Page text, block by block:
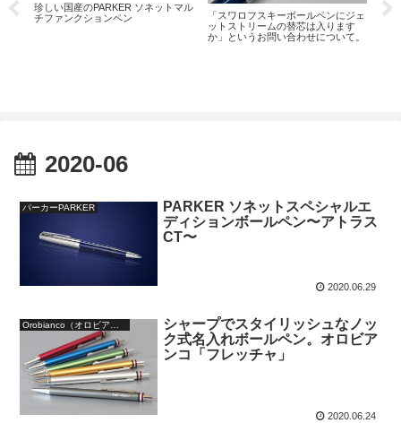
と
珍しい国産のPARKER ソネットマル
チファンクションペン
「スワロフスキーボールペンにジェ
ットストリームの替芯は入ります
か」というお問い合わせについて。
炭
2020-06
パーカーPARKER
PARKER ソネットスペシャルエ
ディションボールペン〜アトラス
CT〜
2020.06.29
シャープでスタイリッシュなノッ
ク式名入れボールペン。オロビア
ンコ「フレッチャ」
2020.06.24